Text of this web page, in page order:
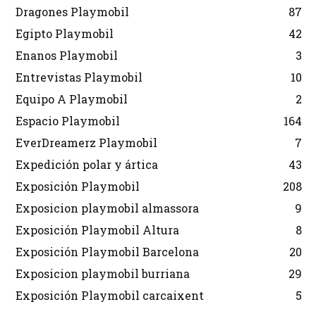
Dragones Playmobil
87
Egipto Playmobil
42
Enanos Playmobil
3
Entrevistas Playmobil
10
Equipo A Playmobil
2
Espacio Playmobil
164
EverDreamerz Playmobil
7
Expedición polar y ártica
43
Exposición Playmobil
208
Exposicion playmobil almassora
9
Exposición Playmobil Altura
8
Exposición Playmobil Barcelona
20
Exposicion playmobil burriana
29
Exposición Playmobil carcaixent
5